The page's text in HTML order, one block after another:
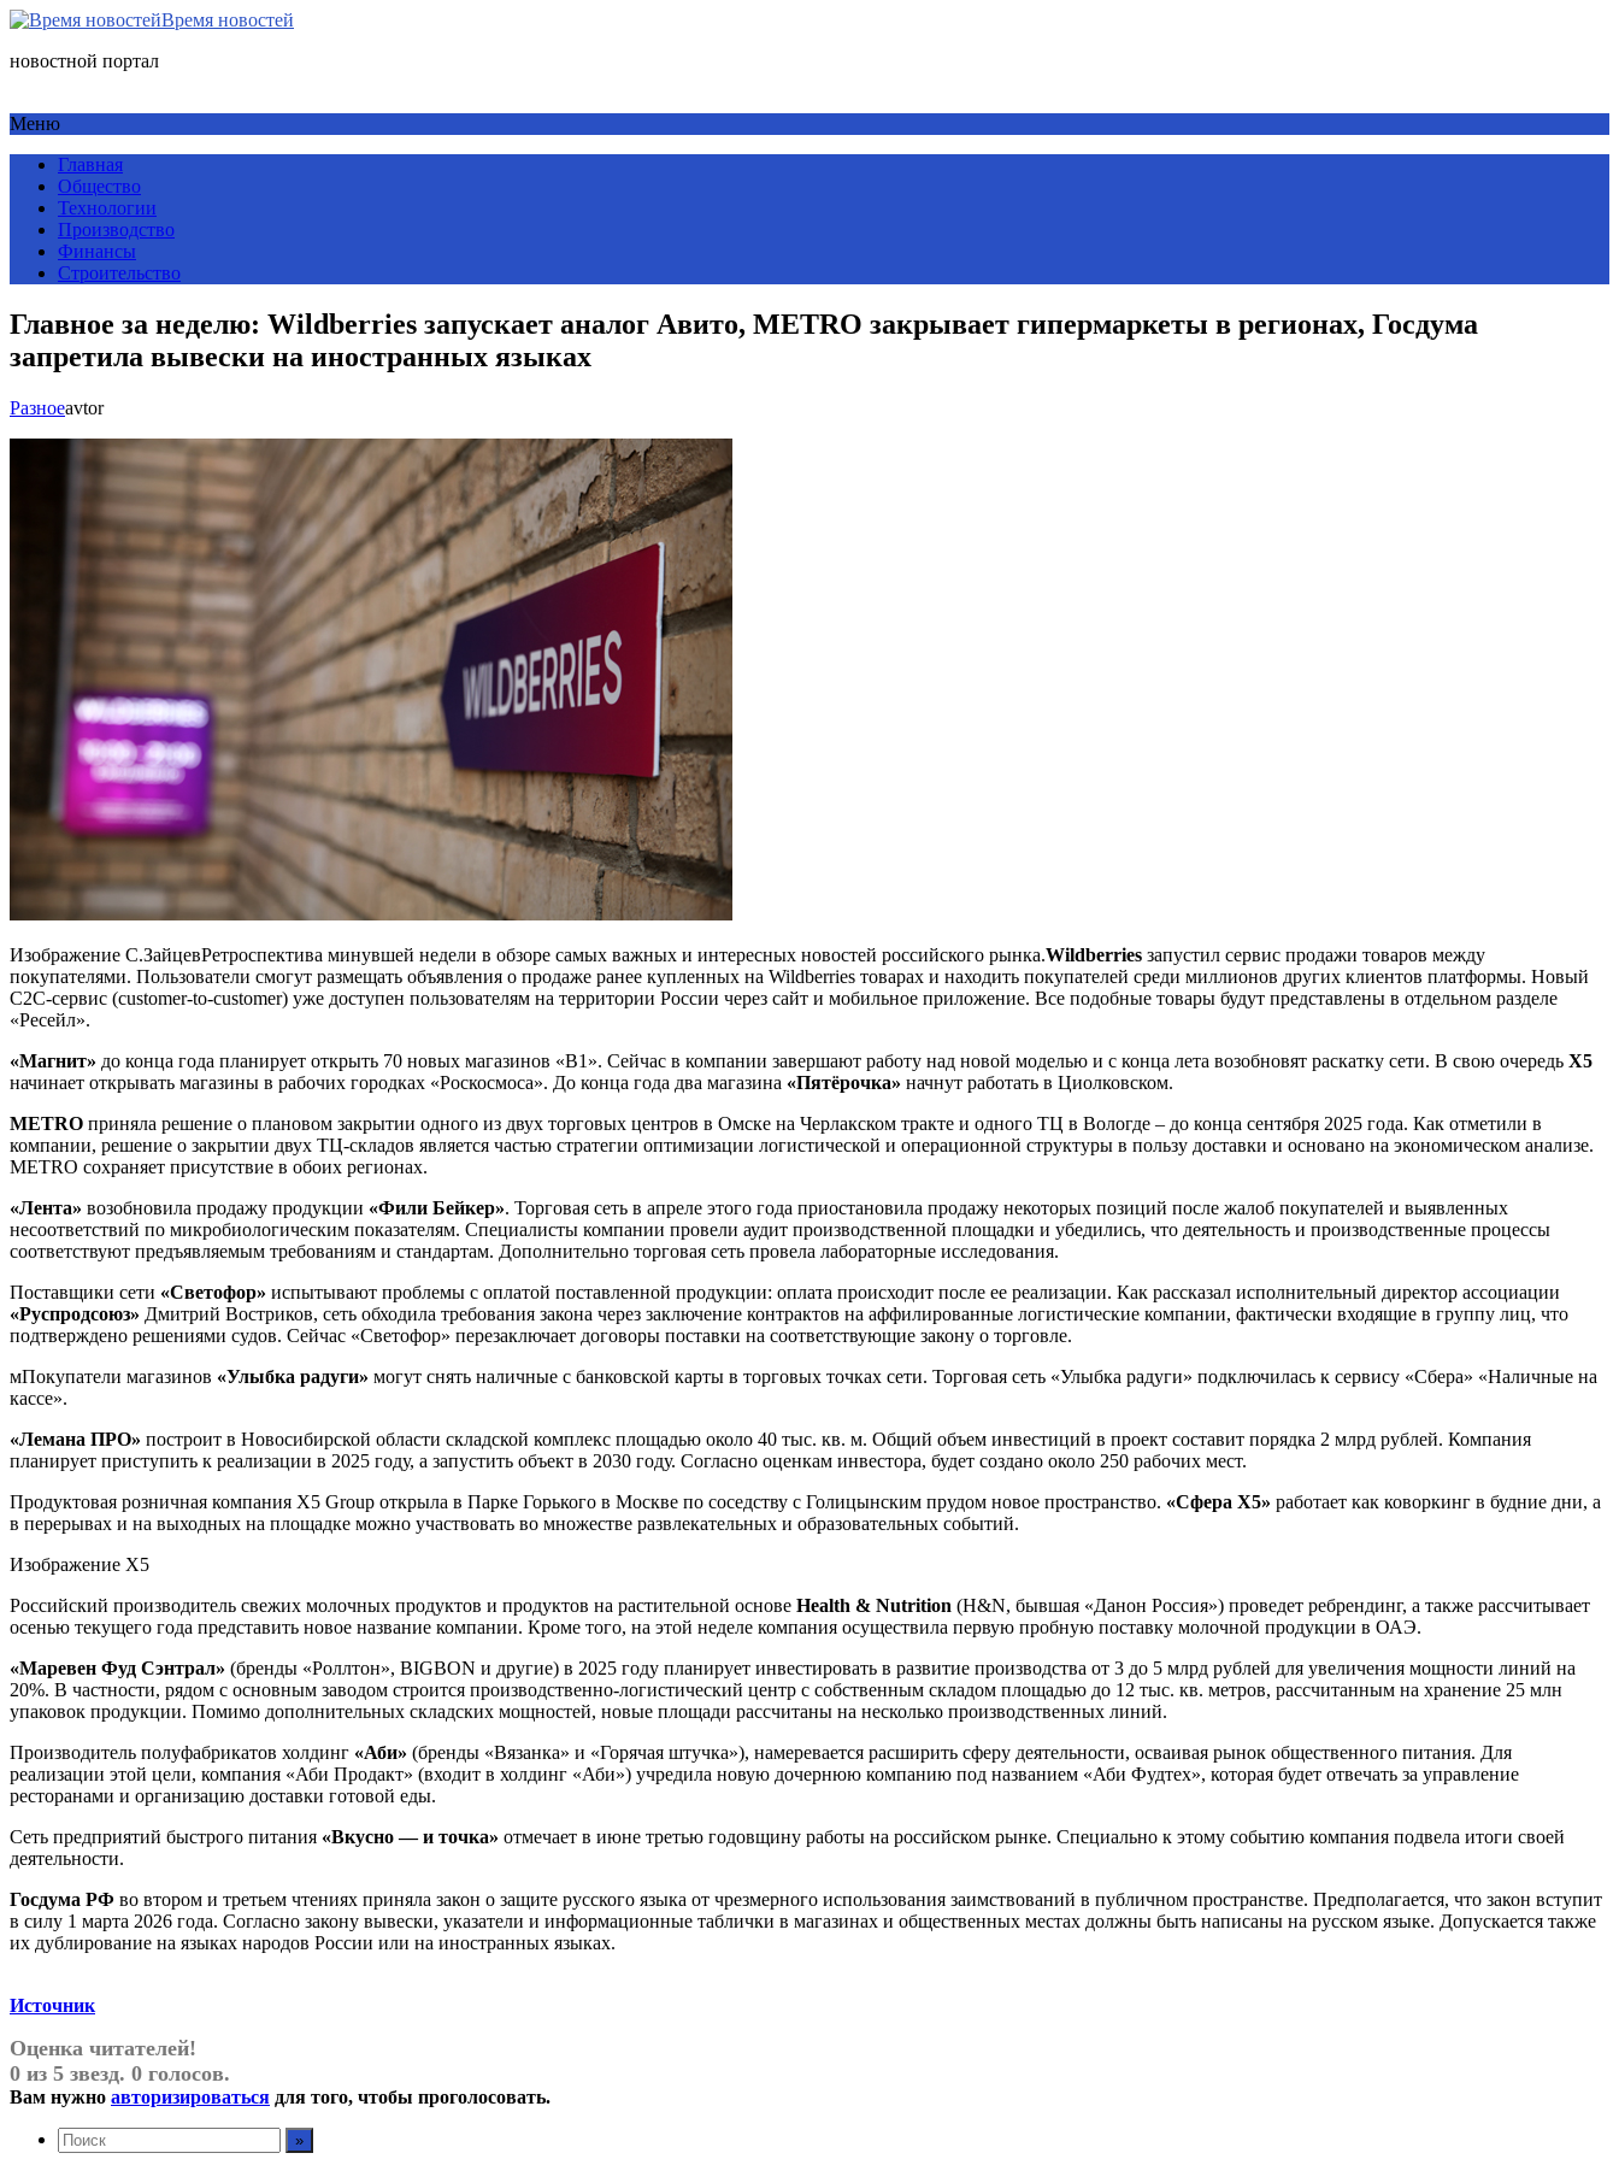
Время новостей
новостной портал
Меню
Главная
Общество
Технологии
Производство
Финансы
Строительство
Главное за неделю: Wildberries запускает аналог Авито, METRO закрывает гипермаркеты в регионах, Госдума
запретила вывески на иностранных языках
Разноеavtor
Изображение С.ЗайцевРетроспектива минувшей недели в обзоре самых важных и интересных новостей российского рынка.Wildberries запустил сервис продажи товаров между
покупателями. Пользователи смогут размещать объявления о продаже ранее купленных на Wildberries товарах и находить покупателей среди миллионов других клиентов платформы. Новый
C2C-сервис (customer-to-customer) уже доступен пользователям на территории России через сайт и мобильное приложение. Все подобные товары будут представлены в отдельном разделе
«Ресейл».
«Магнит» до конца года планирует открыть 70 новых магазинов «В1». Сейчас в компании завершают работу над новой моделью и с конца лета возобновят раскатку сети. В свою очередь X5
начинает открывать магазины в рабочих городках «Роскосмоса». До конца года два магазина «Пятёрочка» начнут работать в Циолковском.
METRO приняла решение о плановом закрытии одного из двух торговых центров в Омске на Черлакском тракте и одного ТЦ в Вологде – до конца сентября 2025 года. Как отметили в
компании, решение о закрытии двух ТЦ-складов является частью стратегии оптимизации логистической и операционной структуры в пользу доставки и основано на экономическом анализе.
METRO сохраняет присутствие в обоих регионах.
«Лента» возобновила продажу продукции «Фили Бейкер». Торговая сеть в апреле этого года приостановила продажу некоторых позиций после жалоб покупателей и выявленных
несоответствий по микробиологическим показателям. Специалисты компании провели аудит производственной площадки и убедились, что деятельность и производственные процессы
соответствуют предъявляемым требованиям и стандартам. Дополнительно торговая сеть провела лабораторные исследования.
Поставщики сети «Светофор» испытывают проблемы с оплатой поставленной продукции: оплата происходит после ее реализации. Как рассказал исполнительный директор ассоциации
«Руспродсоюз» Дмитрий Востриков, сеть обходила требования закона через заключение контрактов на аффилированные логистические компании, фактически входящие в группу лиц, что
подтверждено решениями судов. Сейчас «Светофор» перезаключает договоры поставки на соответствующие закону о торговле.
мПокупатели магазинов «Улыбка радуги» могут снять наличные с банковской карты в торговых точках сети. Торговая сеть «Улыбка радуги» подключилась к сервису «Сбера» «Наличные на
кассе».
«Лемана ПРО» построит в Новосибирской области складской комплекс площадью около 40 тыс. кв. м. Общий объем инвестиций в проект составит порядка 2 млрд рублей. Компания
планирует приступить к реализации в 2025 году, а запустить объект в 2030 году. Согласно оценкам инвестора, будет создано около 250 рабочих мест.
Продуктовая розничная компания X5 Group открыла в Парке Горького в Москве по соседству с Голицынским прудом новое пространство. «Сфера Х5» работает как коворкинг в будние дни, а
в перерывах и на выходных на площадке можно участвовать во множестве развлекательных и образовательных событий.
Изображение X5
Российский производитель свежих молочных продуктов и продуктов на растительной основе Health & Nutrition (H&N, бывшая «Данон Россия») проведет ребрендинг, а также рассчитывает
осенью текущего года представить новое название компании. Кроме того, на этой неделе компания осуществила первую пробную поставку молочной продукции в ОАЭ.
«Маревен Фуд Сэнтрал» (бренды «Роллтон», BIGBON и другие) в 2025 году планирует инвестировать в развитие производства от 3 до 5 млрд рублей для увеличения мощности линий на
20%. В частности, рядом с основным заводом строится производственно-логистический центр с собственным складом площадью до 12 тыс. кв. метров, рассчитанным на хранение 25 млн
упаковок продукции. Помимо дополнительных складских мощностей, новые площади рассчитаны на несколько производственных линий.
Производитель полуфабрикатов холдинг «Аби» (бренды «Вязанка» и «Горячая штучка»), намеревается расширить сферу деятельности, осваивая рынок общественного питания. Для
реализации этой цели, компания «Аби Продакт» (входит в холдинг «Аби») учредила новую дочернюю компанию под названием «Аби Фудтех», которая будет отвечать за управление
ресторанами и организацию доставки готовой еды.
Сеть предприятий быстрого питания «Вкусно — и точка» отмечает в июне третью годовщину работы на российском рынке. Специально к этому событию компания подвела итоги своей
деятельности.
Госдума РФ во втором и третьем чтениях приняла закон о защите русского языка от чрезмерного использования заимствований в публичном пространстве. Предполагается, что закон вступит
в силу 1 марта 2026 года. Согласно закону вывески, указатели и информационные таблички в магазинах и общественных местах должны быть написаны на русском языке. Допускается также
их дублирование на языках народов России или на иностранных языках.
Источник
Оценка читателей!
0 из 5 звезд. 0 голосов.
Вам нужно авторизироваться для того, чтобы проголосовать.